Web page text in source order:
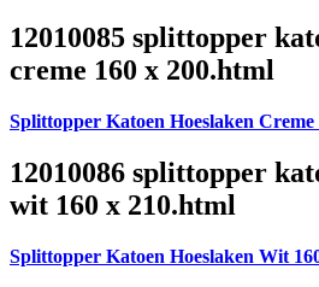
12010085 splittopper
creme 160 x 200.html
Splittopper Katoen Hoeslaken Creme
12010086 splittopper
wit 160 x 210.html
Splittopper Katoen Hoeslaken Wit